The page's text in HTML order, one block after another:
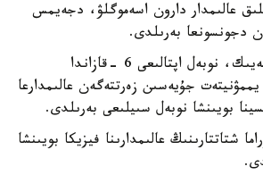
عالىمدار دارون اسەموگلۋ، دجەيمس
دجونسونعا بەرىلدى.
ەستەرىڭىزگە سالا كەتەيىك، نوبەل اپتالىعى 6 -قازاندا
جۇيەسىن زەرتتەگەن عالىمدارعا
بويىنشا نوبەل سىيلىعى بەرىلدى.
شتاتتارىنىڭ عالىمدارىنا فيزيكا بويىنشا